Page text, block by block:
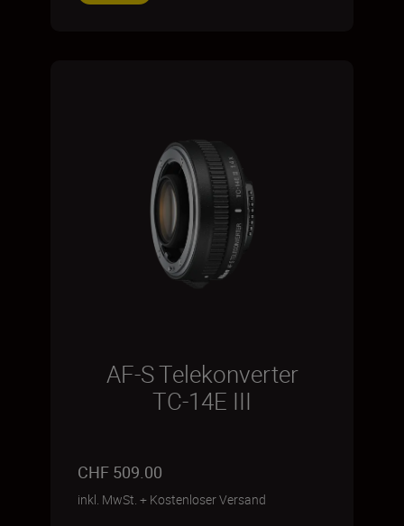
AF-S Telekonverter
TC-14E III
CHF 509.00
inkl. MwSt. + Kostenloser Versand